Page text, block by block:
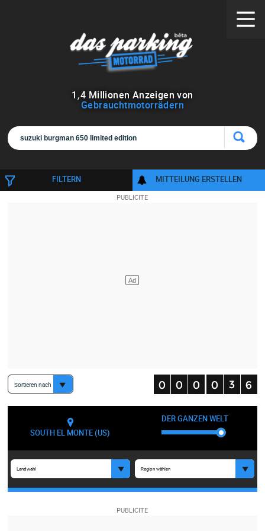
1 ,4 Millionen Anzeigen von
Gebrauchtmotorrädern
FILTERN MITTEILUNG ERSTELLEN
Sortieren nach
SOUTH EL MONTE (US)
DER GANZEN WELT
Landwahl Region wählen